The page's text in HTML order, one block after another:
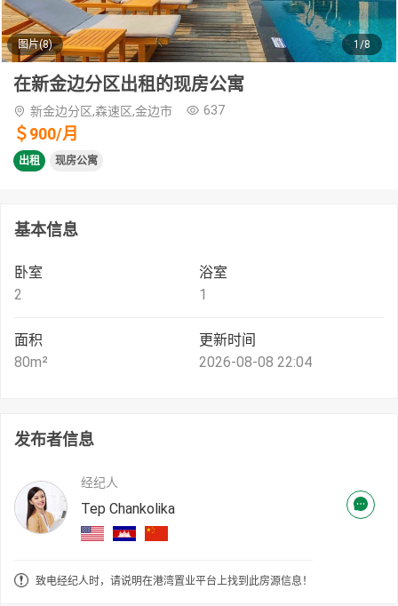
图片(8) 1/8
在新金边分区出租的现房公寓
新金边分区,森速区,金边市 637
＄900/月
出租 现房公寓
基本信息
卧室
2
浴室
1
面积
80m²
更新时间
2026-08-08 22:04
发布者信息
经纪人
Tep Chankolika
致电经纪人时，请说明在港湾置业平台上找到此房源信息！